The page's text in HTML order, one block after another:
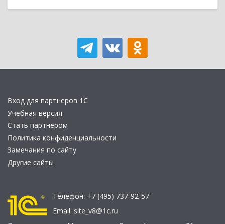
Вход для партнеров 1С
Учебная версия
Стать партнером
Политика конфиденциальности
Замечания по сайту
Другие сайты
Телефон: +7 (495) 737-92-57
Email: site_v8@1c.ru